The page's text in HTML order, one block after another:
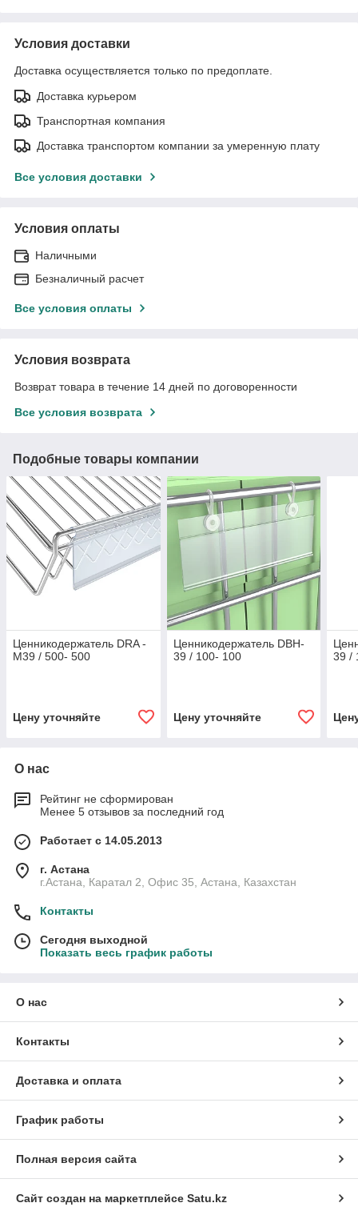
Условия доставки
Доставка осуществляется только по предоплате.
Доставка курьером
Транспортная компания
Доставка транспортом компании за умеренную плату
Все условия доставки
Условия оплаты
Наличными
Безналичный расчет
Все условия оплаты
Условия возврата
Возврат товара в течение 14 дней по договоренности
Все условия возврата
Подобные товары компании
Ценникодержатель DRA -
M39 / 500- 500
Цену уточняйте
Ценникодержатель DBH-
39 / 100- 100
Цену уточняйте
39 /
О нас
Рейтинг не сформирован
Менее 5 отзывов за последний год
Работает с 14.05.2013
г. Астана
г.Астана, Каратал 2, Офис 35, Астана, Казахстан
Контакты
Сегодня выходной
Показать весь график работы
О нас
Контакты
Доставка и оплата
График работы
Полная версия сайта
Сайт создан на маркетплейсе Satu.kz